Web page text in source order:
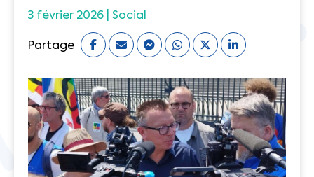
3 février 2026 | Social
Partage